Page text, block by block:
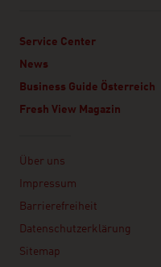
Service Center
News
Business Guide Österreich
Fresh View Magazin
Über uns
Impressum
Barrierefreiheit
Datenschutzerklärung
Sitemap